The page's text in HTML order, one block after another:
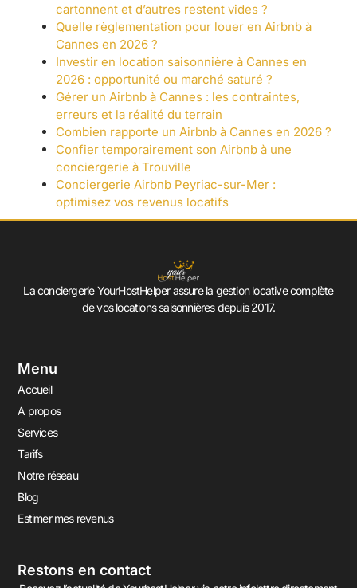
cartonnent et d’autres restent vides ?
Quelle règlementation pour louer en Airbnb à
Cannes en 2026 ?
Investir en location saisonnière à Cannes en
2026 : opportunité ou marché saturé ?
Gérer un Airbnb à Cannes : les contraintes,
erreurs et la réalité du terrain
Combien rapporte un Airbnb à Cannes en 2026 ?
Confier temporairement son Airbnb à une
conciergerie à Trouville
Conciergerie Airbnb Peyriac-sur-Mer :
optimisez vos revenus locatifs
La conciergerie YourHostHelper assure la gestion locative complète
de vos locations saisonnières depuis 2017.
Menu
Accueil
A propos
Services
Tarifs
Notre réseau
Blog
Estimer mes revenus
Restons en contact